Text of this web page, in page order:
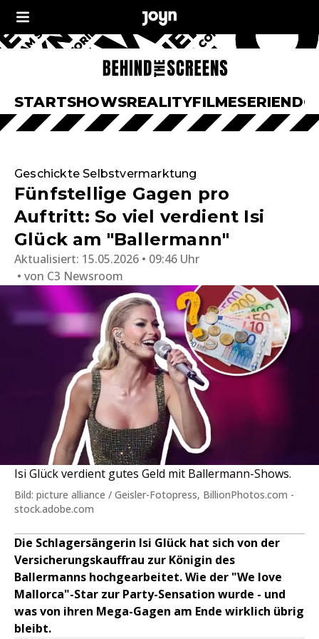
STARTSHOWSREALITYFILMESERIEN
Geschickte Selbstvermarktung
Fünfstellige Gagen pro
Auftritt: So viel verdient Isi
Glück am "Ballermann"
Aktualisiert: 15.05.2026 • 09:46 Uhr
von C3 Newsroom
Isi Glück verdient gutes Geld mit Ballermann-Shows.
Bild: picture alliance / Geisler-Fotopress, BillionPhotos.com -
stock.adobe.com
Die Schlagersängerin Isi Glück hat sich von der
Versicherungskauffrau zur Königin des
Ballermanns hochgearbeitet. Wie der "We love
Mallorca"-Star zur Party-Sensation wurde - und
was von ihren Mega-Gagen am Ende wirklich übrig
bleibt.